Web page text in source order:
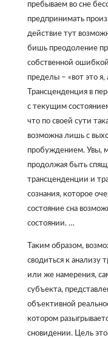
пребываем во сне
предпринимать
действие тут
бишь преодоление
собственной
пределы – «вот это я,
Трансценденция в
с текущим
что по своей сути
возможна лишь с
пробуждением. Увы,
продолжая быть
трансценденции и
сознания, которое
состояние сна
состоянии. …
Таким образом,
сводиться к анализу
или же намерения,
субъекта,
объективной
котором
сновидении. Цель